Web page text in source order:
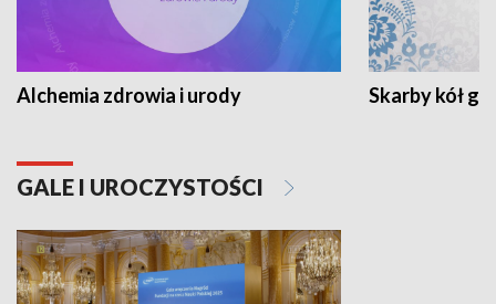
Alchemia zdrowia i urody Skarby kół
GALE I UROCZYSTOŚCI